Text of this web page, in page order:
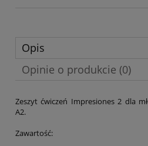
Opis
Opinie o produkcie (0)
Zeszyt ćwiczeń Impresiones 2 dla
A2.
Zawartość: